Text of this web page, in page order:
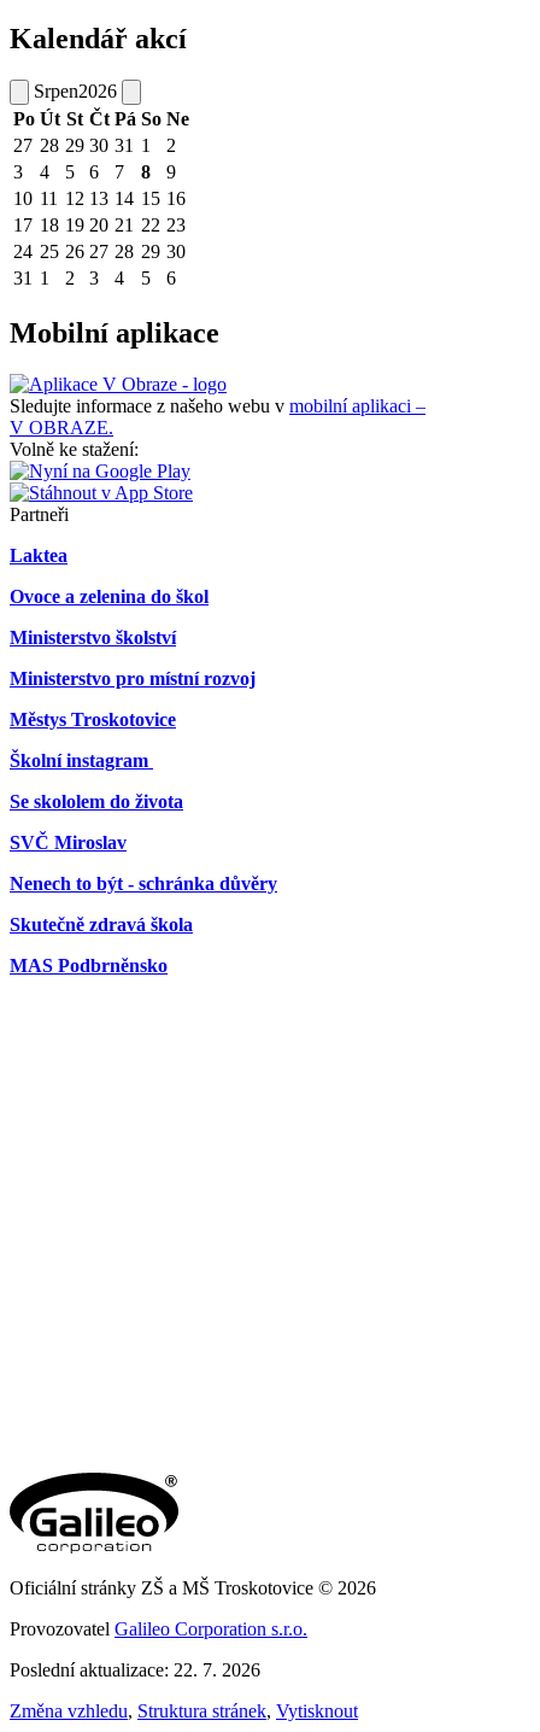
Kalendář akcí
Srpen2026
Po Út St Čt Pá So Ne
27 28 29 30 31 1
2
3
4 5 6 7 8
9
10 11 12 13 14 15 16
17 18 19 20 21 22 23
24 25 26 27 28 29 30
31 1 2 3 4 5 6
Mobilní aplikace
Sledujte informace z našeho webu v mobilní aplikaci –
V OBRAZE.
Volně ke stažení:
Partneři
Laktea
Ovoce a zelenina do škol
Ministerstvo školství
Ministerstvo pro místní rozvoj
Městys Troskotovice
Školní instagram
Se skololem do života
SVČ Miroslav
Nenech to být - schránka důvěry
Skutečně zdravá škola
MAS Podbrněnsko
Oficiální stránky ZŠ a MŠ Troskotovice © 2026
Provozovatel Galileo Corporation s.r.o.
Poslední aktualizace: 22. 7. 2026
Změna vzhledu, Struktura stránek, Vytisknout